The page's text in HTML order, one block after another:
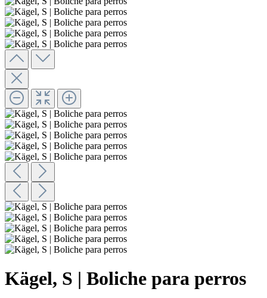
Kägel, S | Boliche para perros